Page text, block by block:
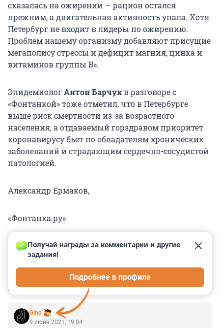
сказалась на ожирении — рацион остался
прежним, а двигательная активность упала. Хотя
Петербург не входит в лидеры по ожирению.
Проблем нашему организму добавляют присущие
мегаполису стрессы и дефицит магния, цинка и
витаминов группы B».
ЭпидемиологАнтон Барчукв разговоре с
«Фонтанкой» тоже отметил, что в Петербурге
выше риск смертности из-за возрастного
населения, а отдаваемый горздравом приоритет
коронавирусу бьет по обладателям хронических
заболеваний и страдающим сердечно-сосудистой
патологией.
Александр Ермаков,
«Фонтанка.ру»
КОММЕНТАРИИ 81
Gino
Получай награды за комментарии и другие
задания!
Подробнее в профиле
9 июня 2021, 19:04